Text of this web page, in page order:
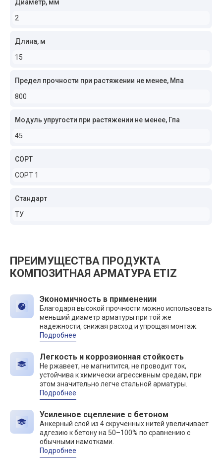
Диаметр, мм
2
Длина, м
15
Предел прочности при растяжении не менее, Мпа
800
Модуль упругости при растяжении не менее, Гпа
45
СОРТ
СОРТ 1
Стандарт
ТУ
ПРЕИМУЩЕСТВА ПРОДУКТА
КОМПОЗИТНАЯ АРМАТУРА ETIZ
Экономичность в применении
Благодаря высокой прочности можно использовать
меньший диаметр арматуры при той же
надежности, снижая расход и упрощая монтаж.
Подробнее
Легкость и коррозионная стойкость
Не ржавеет, не магнитится, не проводит ток,
устойчива к химически агрессивным средам, при
этом значительно легче стальной арматуры.
Подробнее
Усиленное сцепление с бетоном
Анкерный слой из 4 скрученных нитей увеличивает
адгезию к бетону на 50–100% по сравнению с
обычными намотками.
Подробнее